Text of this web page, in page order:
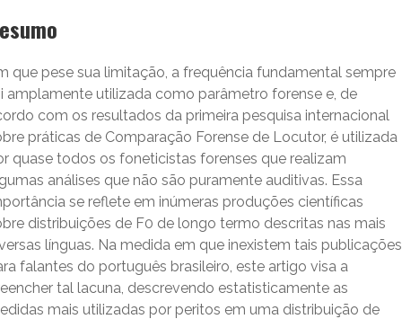
que pese sua limitação, a frequência fundamental sempre
amplamente utilizada como parâmetro forense e, de
com os resultados da primeira pesquisa internacional
práticas de Comparação Forense de Locutor, é utilizada
quase todos os foneticistas forenses que realizam
análises que não são puramente auditivas. Essa
se reflete em inúmeras produções científicas
distribuições de F0 de longo termo descritas nas mais
línguas. Na medida em que inexistem tais publicações
falantes do português brasileiro, este artigo visa a
tal lacuna, descrevendo estatisticamente as
mais utilizadas por peritos em uma distribuição de